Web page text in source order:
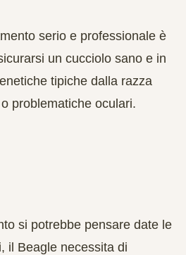
serio e professionale è
un cucciolo sano e in
tipiche dalla razza
problematiche oculari.
si potrebbe pensare date le
il Beagle necessita di